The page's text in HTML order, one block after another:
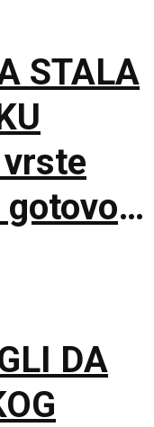
STALA
vrste
gotovo
DA